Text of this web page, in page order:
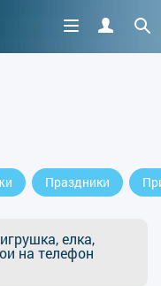
Праздники
елка,
на телефон